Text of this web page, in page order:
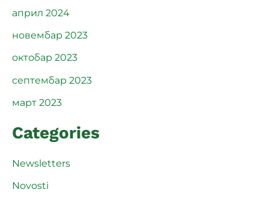
април 2024
новембар 2023
октобар 2023
септембар 2023
март 2023
Categories
Newsletters
Novosti